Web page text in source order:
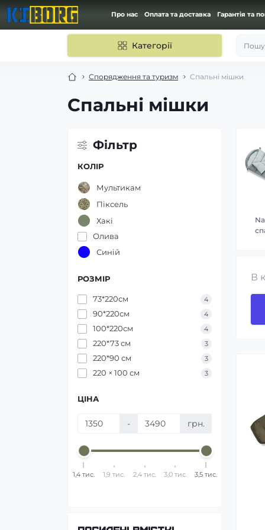
Про нас Оплата та доставка Гарантія та
Категорії
Спорядження та туризм Спальні мішки
Спальні мішки
Фільтр
КОЛІР
Мультикам
Піксель
Хакі
Олива
Синій
РОЗМІР
73*220см 4
90*220см 4
100*220см 4
220*73 см 3
220*90 см 3
220 × 100 см 3
ЦІНА
- грн.
1,4 тис. 1,9 тис. 2,4 тис. 3,0 тис. 3,5 тис.
В